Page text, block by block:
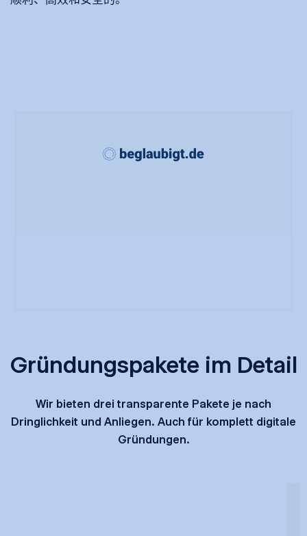
Gründungspakete im Detail
Wir bieten drei transparente Pakete je nach
Dringlichkeit und Anliegen. Auch für komplett digitale
Gründungen.